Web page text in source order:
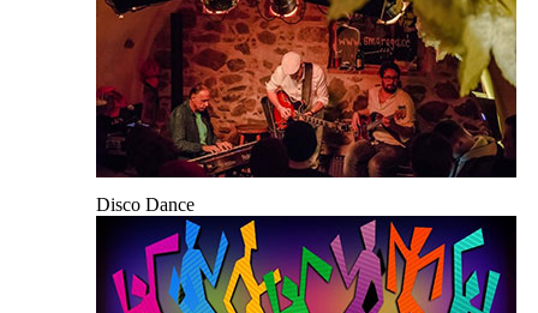
Disco Dance